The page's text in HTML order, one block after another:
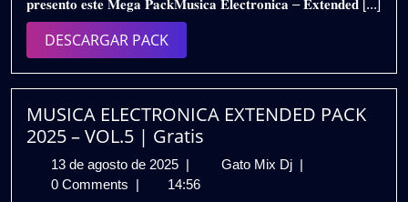
2025
2023
𝐩𝐫𝐞𝐬𝐞𝐧𝐭𝐨 𝐞𝐬𝐭𝐞 𝐌𝐞𝐠𝐚 𝐏𝐚𝐜𝐤𝐌𝐮𝐬𝐢𝐜𝐚 𝐄𝐥𝐞𝐜𝐭𝐫𝐨𝐧𝐢𝐜𝐚 – 𝐄𝐱𝐭𝐞𝐧𝐝𝐞𝐝 [...]
DESCARGAR PACKDESCARGAR
PACK
MUSICA ELECTRONICA EXTENDED PACK
2025 – VOL.5 | Gratis
13 de agosto de 2025 13
de
| Gato Mix Dj MUSICA
|
0 Comments | 14:56